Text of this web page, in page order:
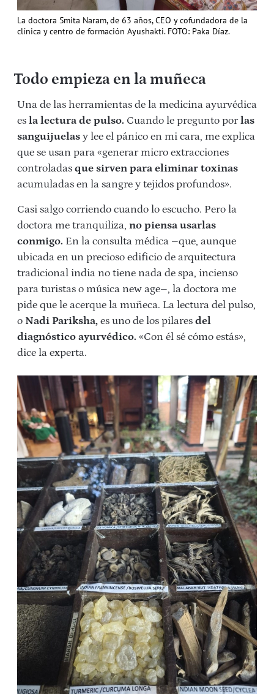
La doctora Smita Naram, de 63 años, CEO y cofundadora de la
clínica y centro de formación Ayushakti. FOTO: Paka Díaz.
Todo empieza en la muñeca
Una de las herramientas de la medicina ayurvédica
es la lectura de pulso. Cuando le pregunto porlas
sanguijuelas y lee el pánico en mi cara, me explica
que se usan para «generar micro extracciones
controladas que sirven para eliminar toxinas
acumuladas en la sangre y tejidos profundos».
Casi salgo corriendo cuando lo escucho. Pero la
doctora me tranquiliza, no piensa usarlas
conmigo. En la consulta médica –que, aunque
ubicada en un precioso edificio de arquitectura
tradicional india no tiene nada de spa, incienso
para turistas o música new age–, la doctora me
pide que le acerque la muñeca. La lectura del pulso,
o Nadi Pariksha, es uno de los pilares del
diagnóstico ayurvédico. «Con él sé cómo estás»,
dice la experta.